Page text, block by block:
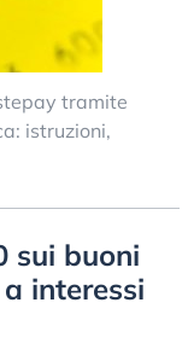
tramite
istruzioni,
sui buoni
interessi